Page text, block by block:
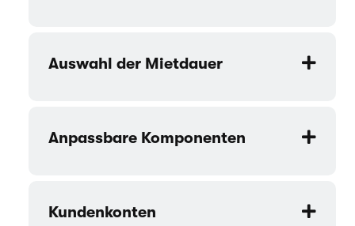
Auswahl der Mietdauer
Anpassbare Komponenten
Kundenkonten